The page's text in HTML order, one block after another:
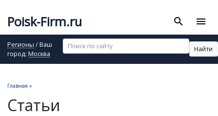
Poisk-Firm.ru search menu
Регионы / Ваш
город: Москва
Найти
Главная »
Статьи